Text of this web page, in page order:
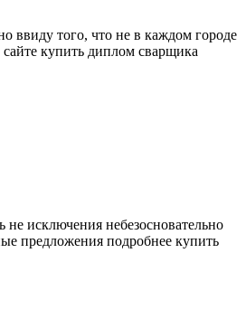
ввиду того, что не в каждом городе
купить диплом сварщика
исключения небезосновательно
предложения подробнее купить